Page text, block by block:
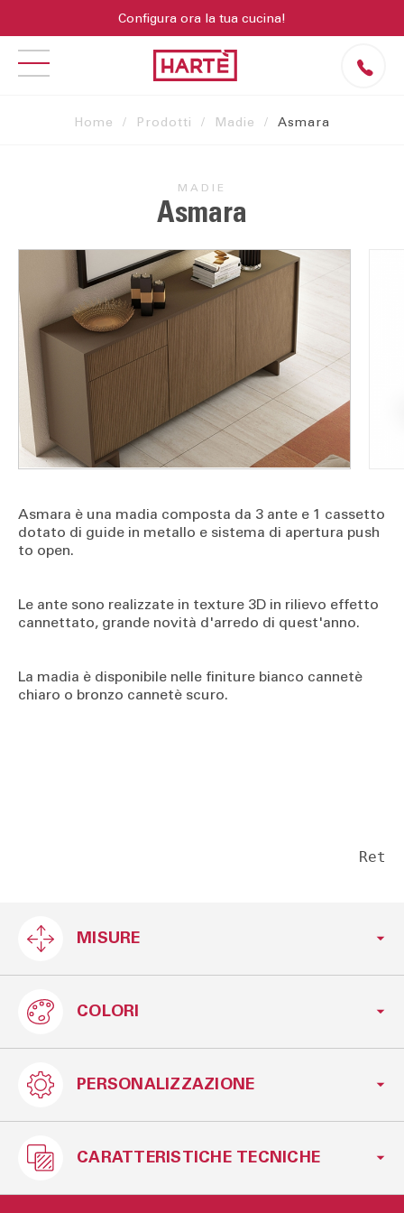
Configura ora la tua cucina!
Home Prodotti Madie Asmara
MADIE
Asmara
Asmara è una madia composta da 3 ante e 1 cassetto
dotato di guide in metallo e sistema di apertura push
to open.
Le ante sono realizzate in texture 3D in rilievo effetto
cannettato, grande novità d'arredo di quest'anno.
La madia è disponibile nelle finiture bianco cannetè
chiaro o bronzo cannetè scuro.
Ret
MISURE
L.170xP.42xH.78 cm.
COLORI
Bianco
PERSONALIZZAZIONE
disponibile nelle versioni in finiture bianco
CARATTERISTICHE TECNICHE